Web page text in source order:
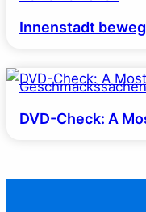
Innenstadt
Geschmackssachen
DVD-Check: A